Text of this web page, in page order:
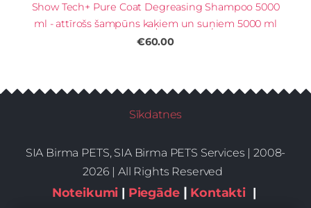
Show Tech+ Pure Coat Degreasing Shampoo 5000
ml - attīrošs šampūns kaķiem un suņiem 5000 ml
€60.00
Sīkdatnes
SIA Birma PETS, SIA Birma PETS Services | 2008-
2026 | All Rights Reserved
Noteikumi | Piegāde | Kontakti|